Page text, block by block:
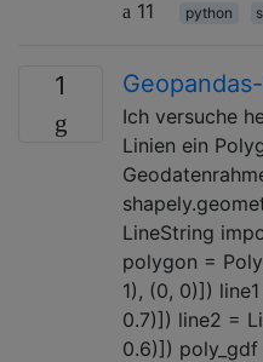
11
python
1
Ich versuche
Linien ein
LineString
polygon =
1), (0, 0)])
0.7)]) line2 =
0.6)]) poly_gdf